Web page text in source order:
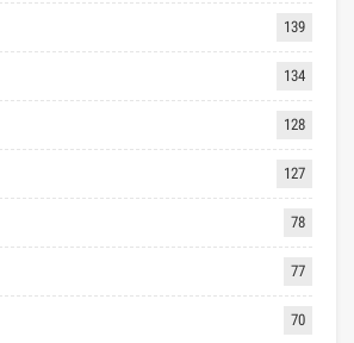
139
134
128
127
78
77
70